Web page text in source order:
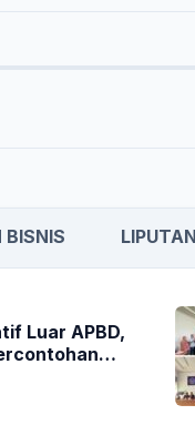
BISNIS
Luar APBD,
Daerah